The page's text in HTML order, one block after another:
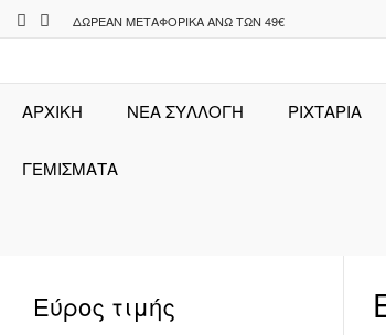
Skip
to
ΔΩΡΕΆΝ ΜΕΤΑΦΟΡΙΚΆ ΆΝΩ ΤΩΝ 49€
ΑΡΧΙΚΉ ΝΕΑ ΣΥΛΛΟΓΗ ΡΙΧΤΆΡΙΑ
ΓΕΜΙΣΜΑΤΑ
Εύρος τιμής